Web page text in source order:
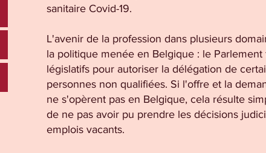
sanitaire Covid-19.
L'avenir de la profession dans plusieurs
la politique menée en Belgique : le
législatifs pour autoriser la délégation de
personnes non qualifiées. Si l'offre et la
ne s'opèrent pas en Belgique, cela résulte
de ne pas avoir pu prendre les décisions
emplois vacants.